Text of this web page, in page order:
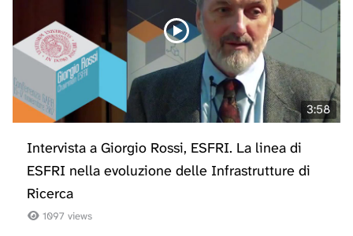
3:58
Intervista a Giorgio Rossi, ESFRI. La linea di
ESFRI nella evoluzione delle Infrastrutture di
Ricerca
1097 views